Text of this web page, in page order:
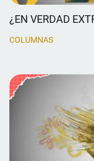
¿EN VERDAD
COLUMNAS